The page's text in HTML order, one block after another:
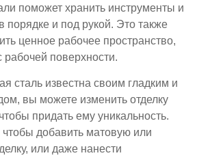
поможет хранить инструменты и
порядке и под рукой. Это также
ценное рабочее пространство,
поверхности.
сталь известна своим гладким и
вы можете изменить отделку
придать ему уникальность.
добавить матовую или
или даже нанести